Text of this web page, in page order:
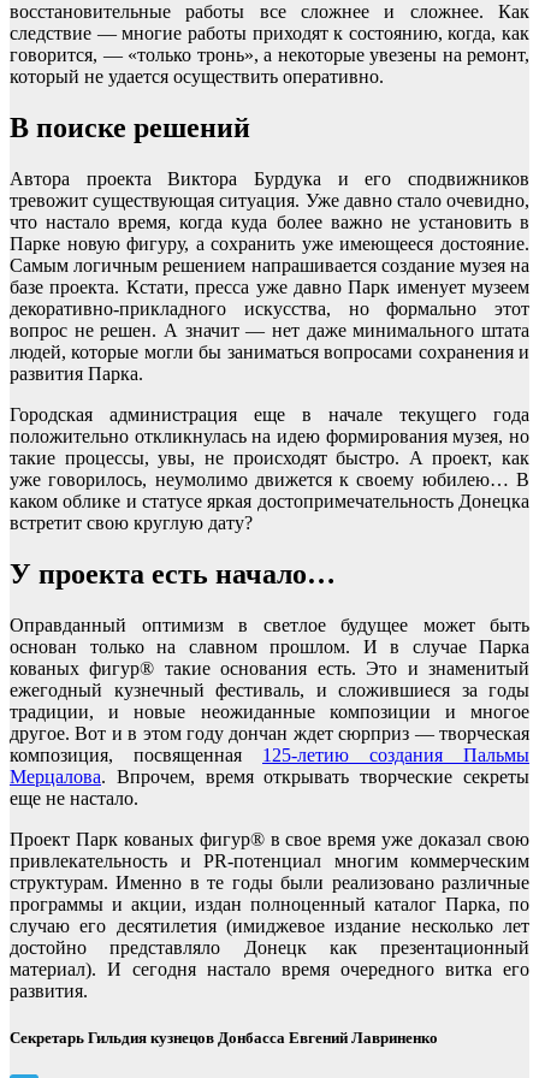
восстановительные работы все сложнее и сложнее. Как
следствие — многие работы приходят к состоянию, когда, как
говорится, — «только тронь», а некоторые увезены на ремонт,
который не удается осуществить оперативно.
В поиске решений
Автора проекта Виктора Бурдука и его сподвижников
тревожит существующая ситуация. Уже давно стало очевидно,
что настало время, когда куда более важно не установить в
Парке новую фигуру, а сохранить уже имеющееся достояние.
Самым логичным решением напрашивается создание музея на
базе проекта. Кстати, пресса уже давно Парк именует музеем
декоративно-прикладного искусства, но формально этот
вопрос не решен. А значит — нет даже минимального штата
людей, которые могли бы заниматься вопросами сохранения и
развития Парка.
Городская администрация еще в начале текущего года
положительно откликнулась на идею формирования музея, но
такие процессы, увы, не происходят быстро. А проект, как
уже говорилось, неумолимо движется к своему юбилею… В
каком облике и статусе яркая достопримечательность Донецка
встретит свою круглую дату?
У проекта есть начало…
Оправданный оптимизм в светлое будущее может быть
основан только на славном прошлом. И в случае Парка
кованых фигур® такие основания есть. Это и знаменитый
ежегодный кузнечный фестиваль, и сложившиеся за годы
традиции, и новые неожиданные композиции и многое
другое. Вот и в этом году дончан ждет сюрприз — творческая
композиция, посвященная 125-летию создания Пальмы
Мерцалова. Впрочем, время открывать творческие секреты
еще не настало.
Проект Парк кованых фигур® в свое время уже доказал свою
привлекательность и PR-потенциал многим коммерческим
структурам. Именно в те годы были реализовано различные
программы и акции, издан полноценный каталог Парка, по
случаю его десятилетия (имиджевое издание несколько лет
достойно представляло Донецк как презентационный
материал). И сегодня настало время очередного витка его
развития.
Секретарь Гильдия кузнецов Донбасса Евгений Лавриненко